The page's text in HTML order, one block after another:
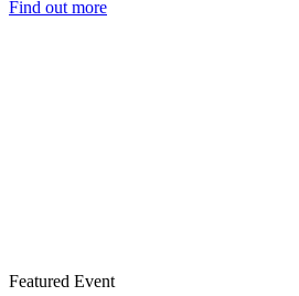
Find out more
Featured Event